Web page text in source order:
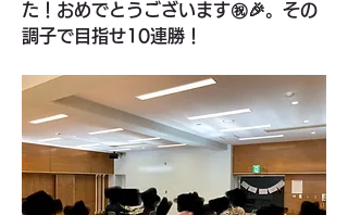
た！おめでとうございます㊗️🎉。その
調子で目指せ10連勝！